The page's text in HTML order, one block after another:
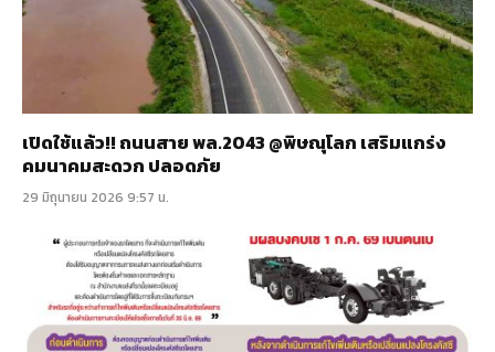
เปิดใช้แล้ว!! ถนนสาย พล.2043 @พิษณุโลก เสริมแกร่ง
คมนาคมสะดวก ปลอดภัย
29 มิถุนายน 2026 9:57 น.